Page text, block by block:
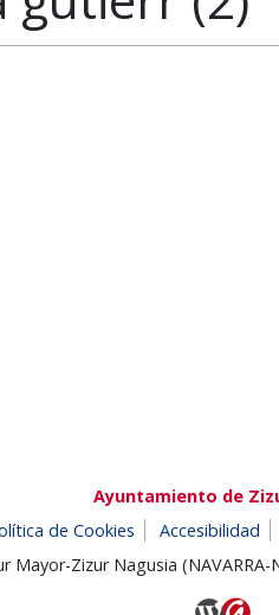
Ayuntamiento de
de Cookies Accesibilidad
Zizur Nagusia (NAVARRA-